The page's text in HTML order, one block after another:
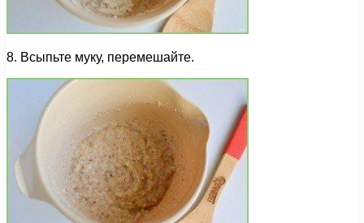
8. Всыпьте муку, перемешайте.